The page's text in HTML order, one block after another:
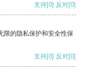
支持[0] 反对[0]
限的隐私保护和安全性保
支持[0] 反对[0]